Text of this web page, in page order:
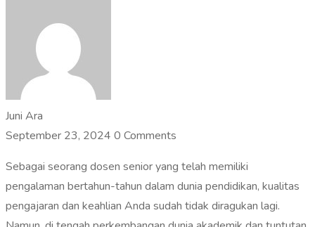
Juni Ara
September 23, 2024 0 Comments
Sebagai seorang dosen senior yang telah memiliki
pengalaman bertahun-tahun dalam dunia pendidikan, kualitas
pengajaran dan keahlian Anda sudah tidak diragukan lagi.